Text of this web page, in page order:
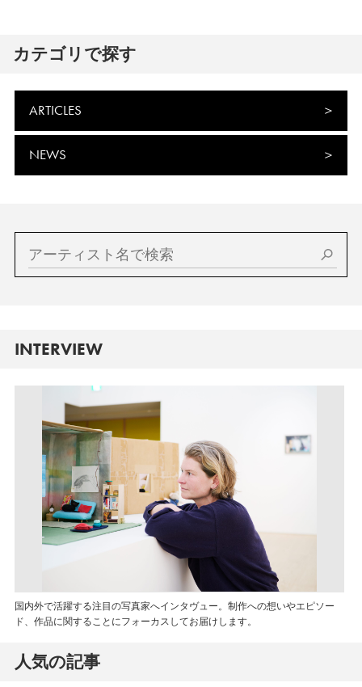
カテゴリで探す
ARTICLES
NEWS
INTERVIEW
国内外で活躍する注目の写真家へインタヴュー。制作への想いやエピソー
ド、作品に関することにフォーカスしてお届けします。
人気の記事